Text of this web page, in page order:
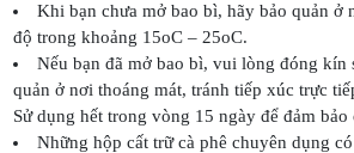
Khi bạn chưa mở bao bì, hãy bảo quản ở
độ trong khoảng 15oC – 25oC.
Nếu bạn đã mở bao bì, vui lòng đóng kín
quản ở nơi thoáng mát, tránh tiếp xúc trực
Sử dụng hết trong vòng 15 ngày để đảm bảo
Những hộp cất trữ cà phê chuyên dụng